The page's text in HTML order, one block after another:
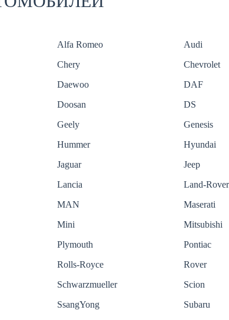
Alfa Romeo Audi
Chery Chevrolet
Daewoo DAF
Doosan DS
Geely Genesis
Hummer Hyundai
Jaguar Jeep
Lancia Land-Rover
MAN Maserati
Mini Mitsubishi
Plymouth Pontiac
Rolls-Royce Rover
Schwarzmueller Scion
SsangYong Subaru